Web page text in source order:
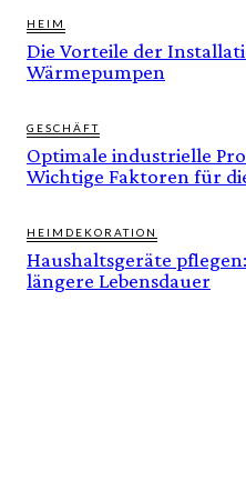
HEIM
Die Vorteile der
Wärmepumpen
GESCHÄFT
Optimale industrielle
Wichtige Faktoren für
HEIMDEKORATION
Haushaltsgeräte
längere Lebensdauer